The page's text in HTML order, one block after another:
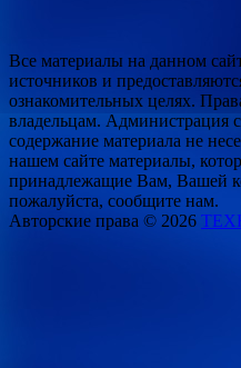
Все материалы на данном
источников и
ознакомительных целях.
владельцам. Администрация
содержание материала не
нашем сайте материалы,
принадлежащие Вам, Вашей
пожалуйста, сообщите нам.
Авторские права © 2026